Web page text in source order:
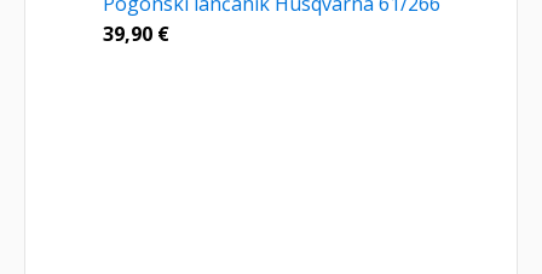
39,90 €